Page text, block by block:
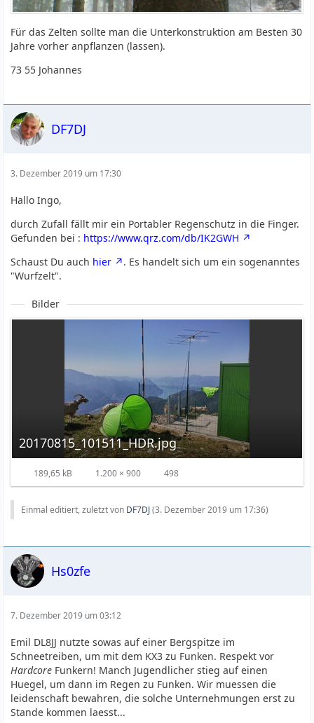
Für das Zelten sollte man die Unterkonstruktion am Besten 30
Jahre vorher anpflanzen (lassen).
73 55 Johannes
DF7DJ
3. Dezember 2019 um 17:30
Hallo Ingo,
durch Zufall fällt mir ein Portabler Regenschutz in die Finger.
Gefunden bei : https://www.qrz.com/db/IK2GWH
Schaust Du auch hier
. Es handelt sich um ein sogenanntes
"Wurfzelt".
Bilder
20170815_101511_HDR.jpg
189,65 kB 1.200 × 900 498
Einmal editiert, zuletzt von DF7DJ(3. Dezember 2019 um 17:36)
Hs0zfe
7. Dezember 2019 um 03:12
Emil DL8JJ nutzte sowas auf einer Bergspitze im
Schneetreiben, um mit dem KX3 zu Funken. Respekt vor
Hardcore Funkern! Manch Jugendlicher stieg auf einen
Huegel, um dann im Regen zu Funken. Wir muessen die
leidenschaft bewahren, die solche Unternehmungen erst zu
Stande kommen laesst...